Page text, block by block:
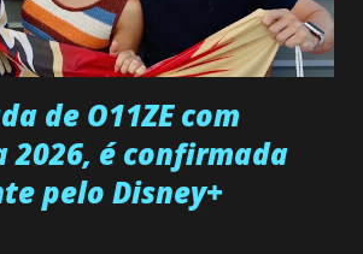
de Gabriel. Artur informa a Gabriel
por engano outra paciente, que está
de O11ZE com
2026, é confirmada
pelo Disney+